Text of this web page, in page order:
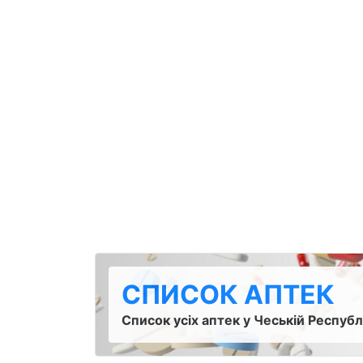
СПИСОК АПТЕК
Список усіх аптек у Чеській